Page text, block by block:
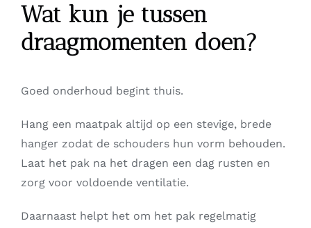
Wat kun je tussen
draagmomenten doen?
Goed onderhoud begint thuis.
Hang een maatpak altijd op een stevige, brede
hanger zodat de schouders hun vorm behouden.
Laat het pak na het dragen een dag rusten en
zorg voor voldoende ventilatie.
Daarnaast helpt het om het pak regelmatig